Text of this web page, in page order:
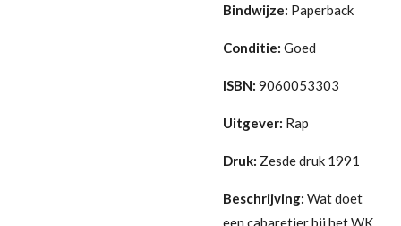
Bindwijze: Paperback
Conditie: Goed
ISBN: 9060053303
Uitgever: Rap
Druk: Zesde druk 1991
Beschrijving: Wat doet
een cabaretier bij het WK